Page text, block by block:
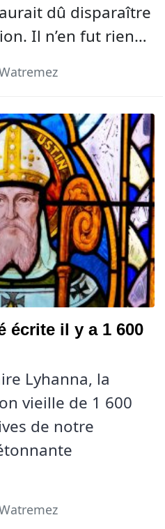
dû disparaître
Il n’en fut rien…
écrite il y a 1 600
Lyhanna, la
vieille de 1 600
de notre